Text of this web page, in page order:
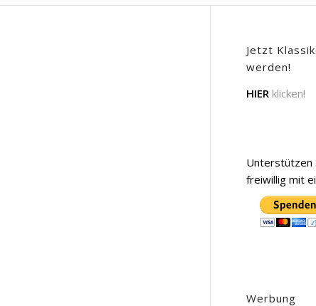
Jetzt
werden!
HIER klicken!
Unterstützen
freiwillig mit
Werbung